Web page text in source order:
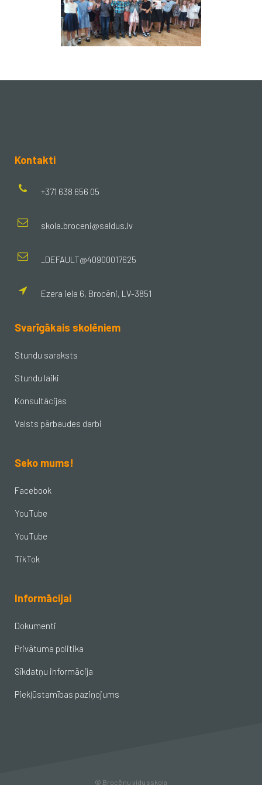
Kontakti
+371 638 656 05
skola.broceni@saldus.lv
_DEFAULT@40900017625
Ezera iela 6, Brocēni, LV-3851
Svarīgākais skolēniem
Stundu saraksts
Stundu laiki
Konsultācijas
Valsts pārbaudes darbi
Seko mums!
Facebook
YouTube
YouTube
TikTok
Informācijai
Dokumenti
Privātuma politika
Sīkdatņu informācija
Piekļūstamības paziņojums
© Brocēnu vidusskola